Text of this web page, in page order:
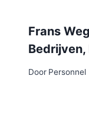
Frans
Door Personnel